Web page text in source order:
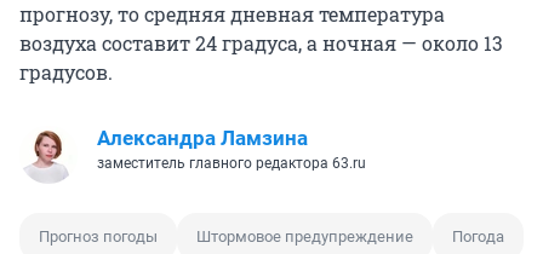
прогнозу, то средняя дневная температура
воздуха составит 24 градуса, а ночная — около 13
градусов.
Александра Ламзина
заместитель главного редактора 63.ru
Прогноз погоды Штормовое предупреждение Погода